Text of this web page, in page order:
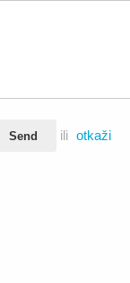
Send ili otkaži